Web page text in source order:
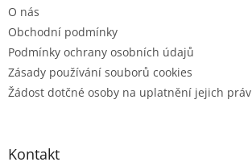
O nás
Obchodní podmínky
Podmínky ochrany osobních údajů
Zásady používání souborů cookies
Žádost dotčné osoby na uplatnění jejich práv
Kontakt